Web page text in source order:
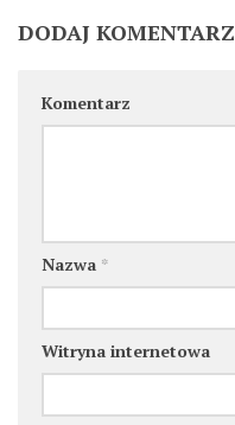
DODAJ KOMENTARZ
Komentarz
Nazwa *
Witryna internetowa